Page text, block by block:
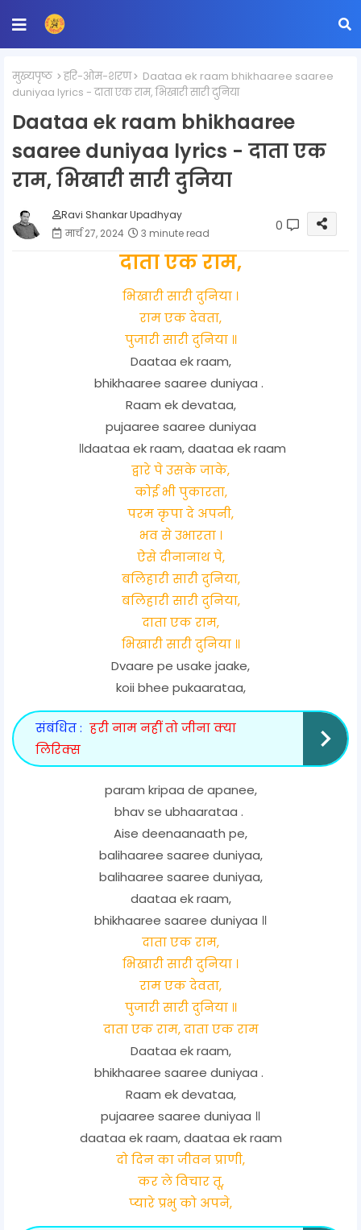
मुख्यपृष्ठ हरि-ओम-शरण
Daataa ek raam bhikhaaree saaree
duniyaa lyrics - दाता एक राम, भिखारी सारी दुनिया
Daataa ek raam bhikhaaree
saaree duniyaa lyrics - दाता एक
राम, भिखारी सारी दुनिया
Ravi Shankar Upadhyay
मार्च 27, 2024
3 minute read 0
दाता एक राम,
भिखारी सारी दुनिया ।
राम एक देवता,
पुजारी सारी दुनिया ॥
Daataa ek raam,
bhikhaaree saaree duniyaa .
Raam ek devataa,
pujaaree saaree duniyaa
॥daataa ek raam, daataa ek raam
द्वारे पे उसके जाके,
कोई भी पुकारता,
परम कृपा दे अपनी,
भव से उभारता ।
ऐसे दीनानाथ पे,
बलिहारी सारी दुनिया,
बलिहारी सारी दुनिया,
दाता एक राम,
भिखारी सारी दुनिया ॥
Dvaare pe usake jaake,
koii bhee pukaarataa,
संबंधित : हरी नाम नहीं तो जीना क्या
लिरिक्स
param kripaa de apanee,
bhav se ubhaarataa .
Aise deenaanaath pe,
balihaaree saaree duniyaa,
balihaaree saaree duniyaa,
daataa ek raam,
bhikhaaree saaree duniyaa ॥
दाता एक राम,
भिखारी सारी दुनिया ।
राम एक देवता,
पुजारी सारी दुनिया ॥
दाता एक राम, दाता एक राम
Daataa ek raam,
bhikhaaree saaree duniyaa .
Raam ek devataa,
pujaaree saaree duniyaa ॥
daataa ek raam, daataa ek raam
दो दिन का जीवन प्राणी,
कर ले विचार तू,
प्यारे प्रभु को अपने,